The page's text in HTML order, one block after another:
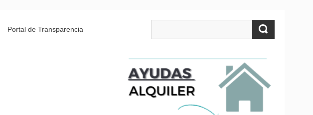
Portal de Transparencia